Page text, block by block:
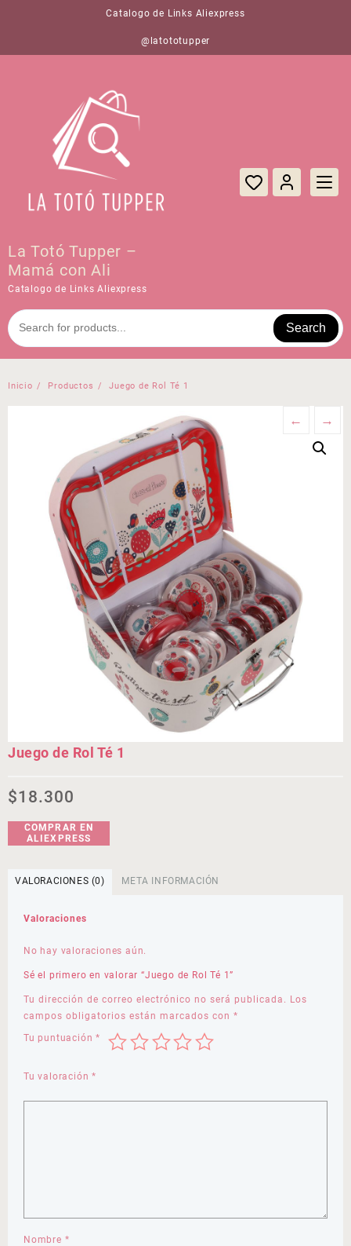
Catalogo de Links Aliexpress
@latototupper
La Totó Tupper –
Mamá con Ali
Catalogo de Links Aliexpress
Search
Inicio Productos Juego de Rol Té 1
← →
Juego de Rol Té 1
$18.300
COMPRAR EN
ALIEXPRESS
VALORACIONES (0) META INFORMACIÓN
Valoraciones
No hay valoraciones aún.
Sé el primero en valorar “Juego de Rol Té 1”
Tu dirección de correo electrónico no será publicada. Los
campos obligatorios están marcados con *
Tu puntuación*
Tu valoración*
Nombre *